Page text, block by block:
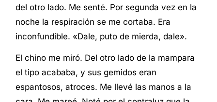
del otro lado. Me senté. Por segunda vez en la
noche la respiración se me cortaba. Era
inconfundible. «Dale, puto de mierda, dale».
El chino me miró. Del otro lado de la mampara
el tipo acababa, y sus gemidos eran
espantosos, atroces. Me llevé las manos a la